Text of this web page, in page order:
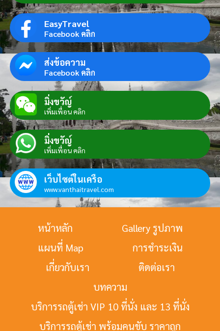
EasyTravel
Facebook คลิก
ส่งข้อความ
Facebook คลิก
มิ่งขวัญ์
เพิ่มเพื่อน คลิก
มิ่งขวัญ์
เพิ่มเพื่อน คลิก
เว็บไซต์ในเครือ
www.vanthaitravel.com
หน้าหลัก
Gallery รูปภาพ
แผนที่ Map
การชำระเงิน
เกี่ยวกับเรา
ติดต่อเรา
บทความ
บริการรถตู้เช่า VIP 10 ที่นั่ง และ 13 ที่นั่ง
บริการรถตู้เช่า พร้อมคนขับ ราคาถูก